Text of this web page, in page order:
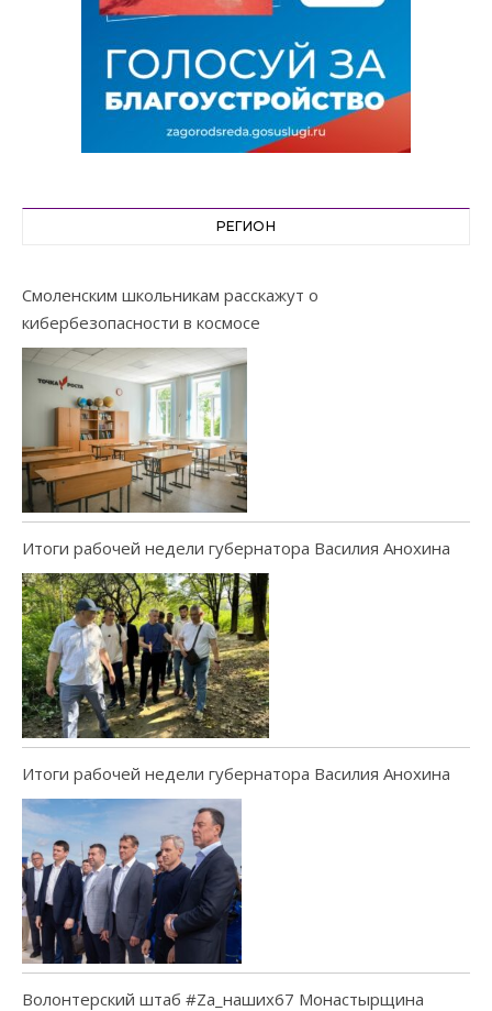
РЕГИОН
Смоленским школьникам расскажут о
кибербезопасности в космосе
Итоги рабочей недели губернатора Василия Анохина
Итоги рабочей недели губернатора Василия Анохина
Волонтерский штаб #Za_наших67 Монастырщина